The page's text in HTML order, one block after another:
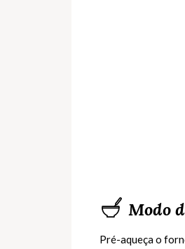
Modo
Pré-aqueça o